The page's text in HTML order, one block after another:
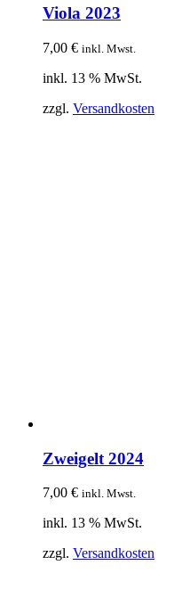
Viola 2023
7,00 € inkl. Mwst.
inkl. 13 % MwSt.
zzgl. Versandkosten
Zweigelt 2024
7,00 € inkl. Mwst.
inkl. 13 % MwSt.
zzgl. Versandkosten